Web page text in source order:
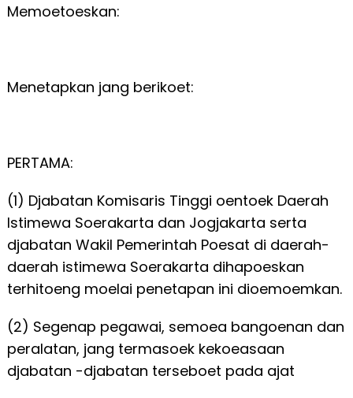
Memoetoeskan:
Menetapkan jang berikoet:
PERTAMA:
(1) Djabatan Komisaris Tinggi oentoek Daerah
Istimewa Soerakarta dan Jogjakarta serta
djabatan Wakil Pemerintah Poesat di daerah-
daerah istimewa Soerakarta dihapoeskan
terhitoeng moelai penetapan ini dioemoemkan.
(2) Segenap pegawai, semoea bangoenan dan
peralatan, jang termasoek kekoeasaan
djabatan -djabatan terseboet pada ajat